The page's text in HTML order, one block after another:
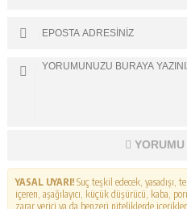
YASAL UYARI!Suç teşkil edecek, yasadışı,
içeren, aşağılayıcı, küçük düşürücü, kaba,
zarar verici ya da benzeri niteliklerde